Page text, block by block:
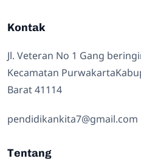
Kontak
Jl. Veteran No 1 Gang
Kecamatan
Barat 41114
pendidikankita7@gmail.com
Tentang